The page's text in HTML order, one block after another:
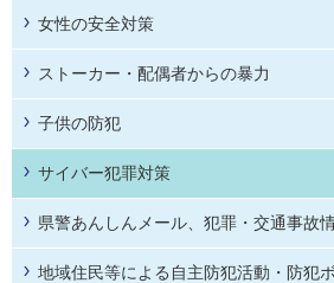
女性の安全対策
ストーカー・配偶者からの暴力
子供の防犯
サイバー犯罪対策
県警あんしんメール、犯罪・交通事故
地域住民等による自主防犯活動・防犯